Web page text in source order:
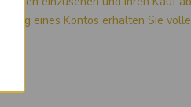
eines Kontos erhalten Sie